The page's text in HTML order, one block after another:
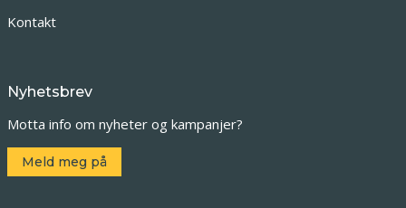
Kontakt
Nyhetsbrev
Motta info om nyheter og kampanjer?
Meld meg på